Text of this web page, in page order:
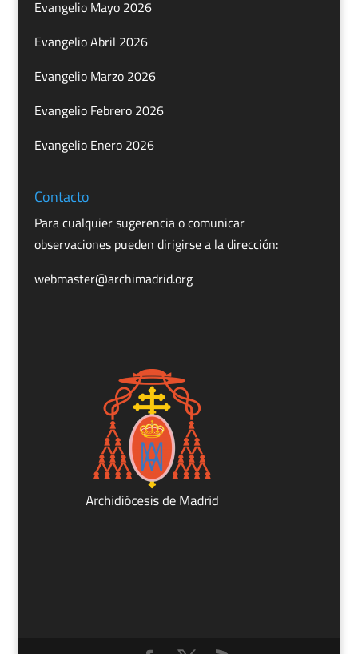
Evangelio Mayo 2026
Evangelio Abril 2026
Evangelio Marzo 2026
Evangelio Febrero 2026
Evangelio Enero 2026
Contacto
Para cualquier sugerencia o comunicar
observaciones pueden dirigirse a la dirección:
webmaster@archimadrid.org